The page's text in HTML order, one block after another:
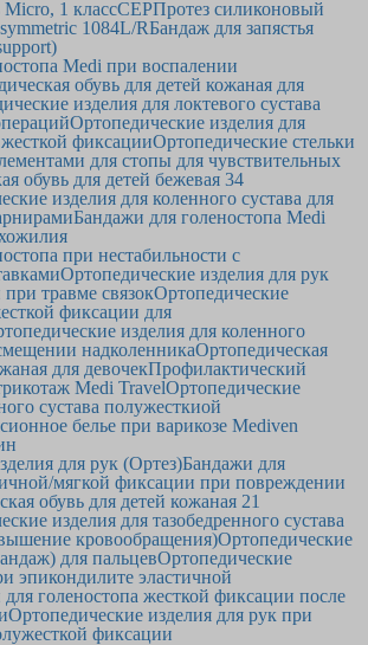
1 классCEPПротез силиконовый
1084L/RБандаж для запястья
Medi при воспалении
обувь для детей кожаная для
изделия для локтевого сустава
Ортопедические изделия для
жесткой фиксацииОртопедические стельки
для стопы для чувствительных
обувь для детей бежевая 34
изделия для коленного сустава для
Бандажи для голеностопа Medi
при нестабильности с
Ортопедические изделия для рук
при травме связокОртопедические
фиксации для
изделия для коленного
надколенникаОртопедическая
для девочекПрофилактический
Medi TravelОртопедические
сустава полужесткиой
белье при варикозе Mediven
для рук (Ортез)Бандажи для
мягкой фиксации при повреждении
обувь для детей кожаная 21
изделия для тазобедренного сустава
кровообращения)Ортопедические
для пальцевОртопедические
эпикондилите эластичной
голеностопа жесткой фиксации после
Ортопедические изделия для рук при
фиксации